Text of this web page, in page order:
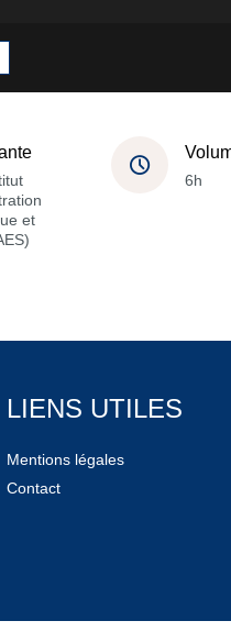
et
6h
LIENS UTILES
Mentions légales
Contact